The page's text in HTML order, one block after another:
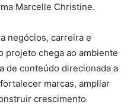
Marcelle Christine.
negócios, carreira e
projeto chega ao ambiente
de conteúdo direcionada a
marcas, ampliar
crescimento